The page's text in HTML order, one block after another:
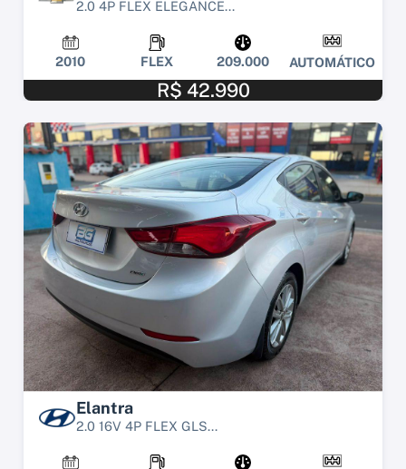
2.0 4P FLEX ELEGANCE...
2010 FLEX 209.000 AUTOMÁTICO
R$ 42.990
Elantra
2.0 16V 4P FLEX GLS...